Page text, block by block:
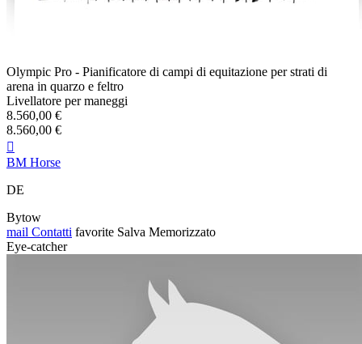
Olympic Pro - Pianificatore di campi di equitazione per strati di
arena in quarzo e feltro
Livellatore per maneggi
8.560,00 €
8.560,00 €

BM Horse
DE
Bytow
mail Contatti favorite Salva Memorizzato
Eye-catcher